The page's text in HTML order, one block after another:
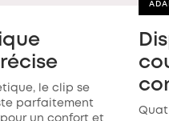
le clip se
parfaitement
un confort et